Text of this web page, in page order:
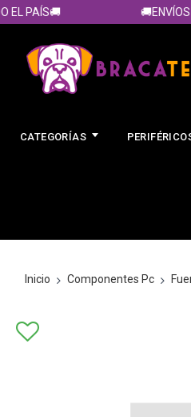
PAÍS🚚 🚚ENVÍOS
CATEGORÍAS
Inicio Componentes Pc